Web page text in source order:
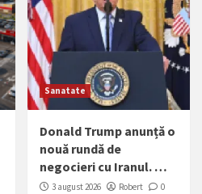
Sanatate
Donald Trump anunță o
nouă rundă de
negocieri cu Iranul. …
3 august 2026 Robert 0